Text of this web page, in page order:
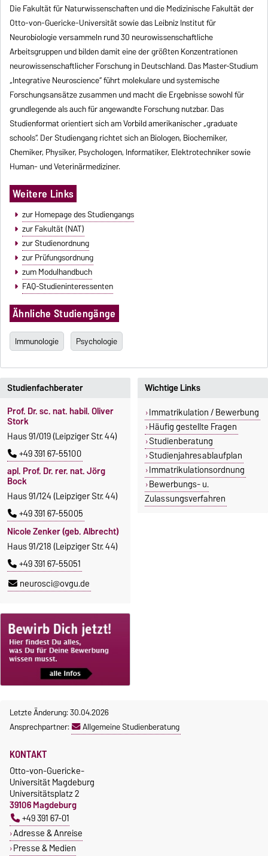
Die Fakultät für Naturwissenschaften und die Medizinische Fakultät der
Otto-von-Guericke-Universität sowie das Leibniz Institut für
Neurobiologie versammeln rund 30 neurowissenschaftliche
Arbeitsgruppen und bilden damit eine der größten Konzentrationen
neurowissenschaftlicher Forschung in Deutschland. Das Master-Studium
„Integrative Neuroscience“ führt molekulare und systemische
Forschungsansätze zusammen und macht die Ergebnisse sowohl für
grundlegende als auch für angewandte Forschung nutzbar. Das
Studienformat orientiert sich am Vorbild amerikanischer „graduate
schools“. Der Studiengang richtet sich an Biologen, Biochemiker,
Chemiker, Physiker, Psychologen, Informatiker, Elektrotechniker sowie
Human- und Veterinärmediziner.
Weitere Links
zur Homepage des Studiengangs
zur Fakultät (NAT)
zur Studienordnung
zur Prüfungsordnung
zum Modulhandbuch
FAQ-Studieninteressenten
Ähnliche Studiengänge
Immunologie Psychologie
Studienfachberater
Prof. Dr. sc. nat. habil. Oliver
Stork
Haus 91/019 (Leipziger Str. 44)
+49 391 67-55100
apl. Prof. Dr. rer. nat. Jörg
Bock
Haus 91/124 (Leipziger Str. 44)
+49 391 67-55005
Nicole Zenker (geb. Albrecht)
Haus 91/218 (Leipziger Str. 44)
+49 391 67-55051
neurosci@ovgu.de
Wichtige Links
Immatrikulation / Bewerbung
Häufig gestellte Fragen
Studienberatung
Studienjahresablaufplan
Immatrikulationsordnung
Bewerbungs- u.
Zulassungsverfahren
Letzte Änderung: 30.04.2026
Ansprechpartner:
Allgemeine Studienberatung
KONTAKT
Otto-von-Guericke-
Universität Magdeburg
Universitätsplatz 2
39106 Magdeburg
+49 391 67-01
Adresse & Anreise
Presse & Medien